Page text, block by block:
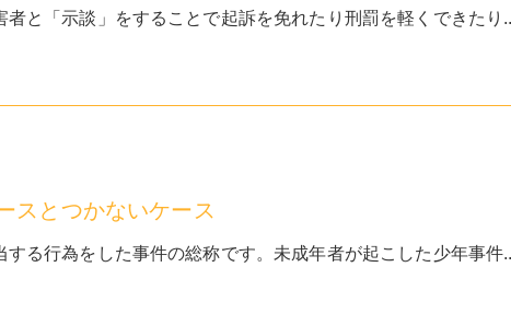
と「示談」をすることで起訴を免れたり刑罰を軽くできたり
スとつかないケース
る行為をした事件の総称です。未成年者が起こした少年事件